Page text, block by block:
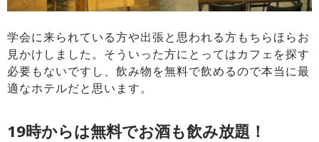
学会に来られている方や出張と思われる方もちらほらお
見かけしました。そういった方にとってはカフェを探す
必要もないですし、飲み物を無料で飲めるので本当に最
適なホテルだと思います。
19時からは無料でお酒も飲み放題！